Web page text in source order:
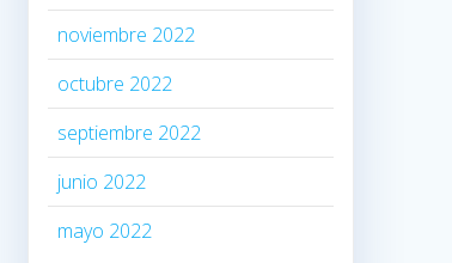
noviembre 2022
octubre 2022
septiembre 2022
junio 2022
mayo 2022